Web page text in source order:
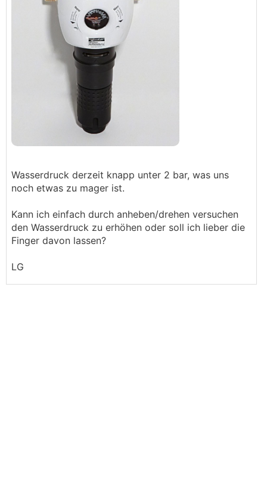
Wasserdruck derzeit knapp unter 2 bar, was uns
noch etwas zu mager ist.
Kann ich einfach durch anheben/drehen versuchen
den Wasserdruck zu erhöhen oder soll ich lieber die
Finger davon lassen?
LG